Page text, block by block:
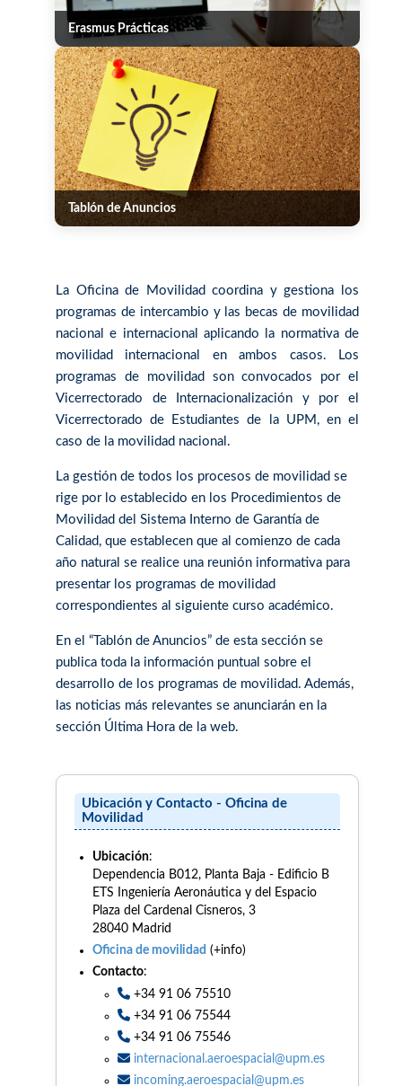
Erasmus Prácticas
Tablón de Anuncios
La Oficina de Movilidad coordina y gestiona los
programas de intercambio y las becas de movilidad
nacional e internacional aplicando la normativa de
movilidad internacional en ambos casos. Los
programas de movilidad son convocados por el
Vicerrectorado de Internacionalización y por el
Vicerrectorado de Estudiantes de la UPM, en el
caso de la movilidad nacional.
La gestión de todos los procesos de movilidad se
rige por lo establecido en los Procedimientos de
Movilidad del Sistema Interno de Garantía de
Calidad, que establecen que al comienzo de cada
año natural se realice una reunión informativa para
presentar los programas de movilidad
correspondientes al siguiente curso académico.
En el “Tablón de Anuncios” de esta sección se
publica toda la información puntual sobre el
desarrollo de los programas de movilidad. Además,
las noticias más relevantes se anunciarán en la
sección Última Hora de la web.
Ubicación y Contacto - Oficina de
Movilidad
Ubicación:
Dependencia B012, Planta Baja - Edificio B
ETS Ingeniería Aeronáutica y del Espacio
Plaza del Cardenal Cisneros, 3
28040 Madrid
Oficina de movilidad (+info)
Contacto:
+34 91 06 75510
+34 91 06 75544
+34 91 06 75546
internacional.aeroespacial@upm.es
incoming.aeroespacial@upm.es